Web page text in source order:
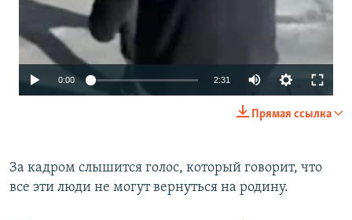
0:00 2:31
1080p
Прямая ссылка
За кадром слышится голос, который говорит, что
все эти люди не могут вернуться на родину.